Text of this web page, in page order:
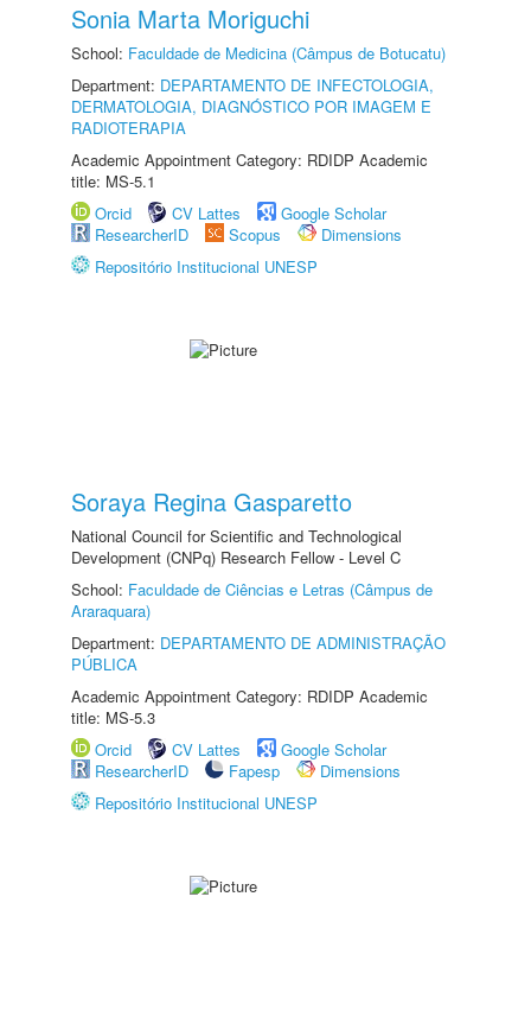
Sonia Marta Moriguchi
School: Faculdade de Medicina (Câmpus de Botucatu)
Department: DEPARTAMENTO DE INFECTOLOGIA,
DERMATOLOGIA, DIAGNÓSTICO POR IMAGEM E
RADIOTERAPIA
Academic Appointment Category: RDIDP Academic
title: MS-5.1
Orcid
CV Lattes
Google Scholar
ResearcherID
Scopus
Dimensions
Repositório Institucional UNESP
Soraya Regina Gasparetto
National Council for Scientific and Technological
Development (CNPq) Research Fellow - Level C
School: Faculdade de Ciências e Letras (Câmpus de
Araraquara)
Department: DEPARTAMENTO DE ADMINISTRAÇÃO
PÚBLICA
Academic Appointment Category: RDIDP Academic
title: MS-5.3
Orcid
CV Lattes
Google Scholar
ResearcherID
Fapesp
Dimensions
Repositório Institucional UNESP